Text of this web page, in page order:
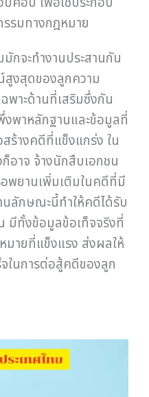
รมทางกฎหมาย
กจะทำงานประสานกัน
สูงสุดของลูกความ
พาะด้านที่เสริมซึ่งกัน
พาหลักฐานและข้อมูลที่
ร้างคดีที่แข็งแกร่ง ใน
อาจ จ้างนักสืบเอกชน
พยานเพิ่มเติมในคดีที่มี
นลักษณะนี้ทำให้คดีได้รับ
มีทั้งข้อมูลข้อเท็จจริงที่
ายที่แข็งแรง ส่งผลให้
จในการต่อสู้คดีของลูก